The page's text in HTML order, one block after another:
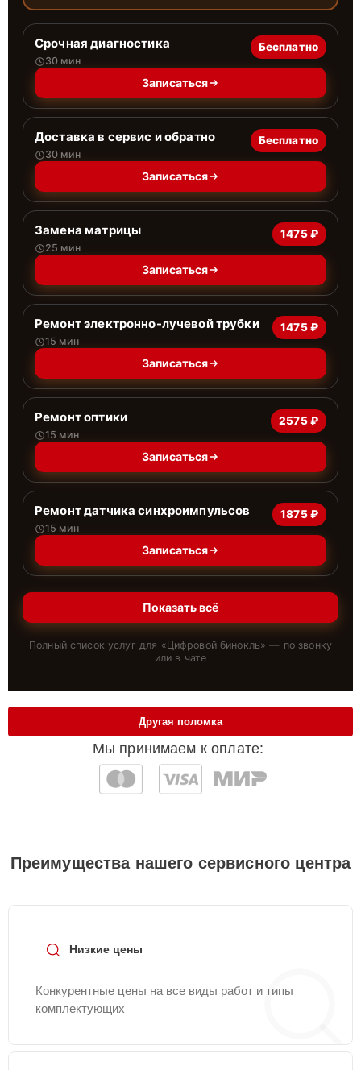
Срочная диагностика
30 мин
Бесплатно
Записаться
Доставка в сервис и обратно
30 мин
Бесплатно
Записаться
Замена матрицы
25 мин
1475 ₽
Записаться
Ремонт электронно-лучевой трубки
15 мин
1475 ₽
Записаться
Ремонт оптики
15 мин
2575 ₽
Записаться
Ремонт датчика синхроимпульсов
15 мин
1875 ₽
Записаться
Показать всё
Полный список услуг для «Цифровой бинокль» — по звонку
или в чате
Мы принимаем к оплате:
Другая поломка
Преимущества нашего сервисного центра
Низкие цены
Конкурентные цены на все виды работ и типы
комплектующих